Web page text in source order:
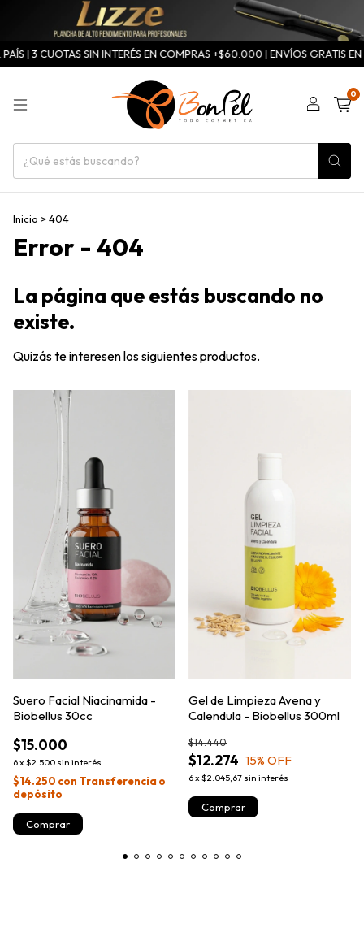
| 3 CUOTAS SIN INTERÉS EN COMPRAS +$60.000 | ENVÍOS GRATIS
0
Inicio >404
Error - 404
La página que estás buscando no
existe.
Quizás te interesen los siguientes productos.
Suero Facial Niacinamida -
Biobellus 30cc
$15.000
6x $2.500 sin interés
$14.250 con Transferencia o
depósito
Gel de Limpieza Avena y
Calendula - Biobellus 300ml
$12.274
$14.440
15% OFF
6x $2.045,67 sin interés